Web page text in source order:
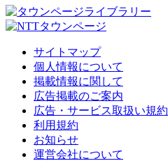
サイトマップ
個人情報について
掲載情報に関して
広告掲載のご案内
広告・サービス取扱い規約
利用規約
お知らせ
運営会社について